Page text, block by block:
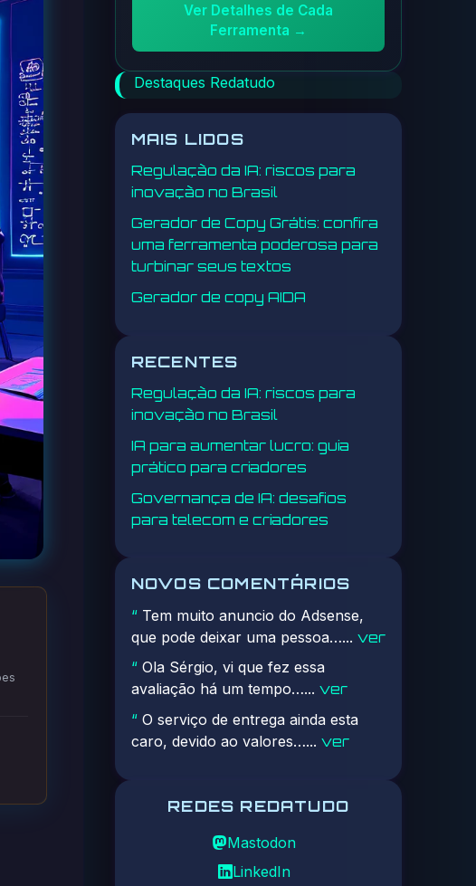
Ver Detalhes de Cada
Ferramenta →
Destaques Redatudo
MAIS LIDOS
Regulação da IA: riscos para
inovação no Brasil
Gerador de Copy Grátis: confira
uma ferramenta poderosa para
turbinar seus textos
Gerador de copy AIDA
RECENTES
Regulação da IA: riscos para
inovação no Brasil
IA para aumentar lucro: guia
prático para criadores
Governança de IA: desafios
para telecom e criadores
NOVOS COMENTÁRIOS
“Tem muito anuncio do Adsense,
que pode deixar uma pessoa…... ver
“Ola Sérgio, vi que fez essa
avaliação há um tempo…... ver
“O serviço de entrega ainda esta
caro, devido ao valores…... ver
REDES REDATUDO
Mastodon
LinkedIn